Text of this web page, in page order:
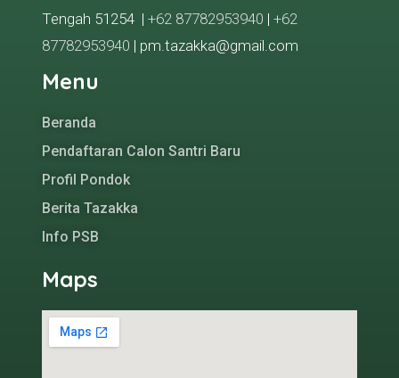
Tengah 51254 | +62 87782953940 | +62
87782953940 | pm.tazakka@gmail.com
Menu
Beranda
Pendaftaran Calon Santri Baru
Profil Pondok
Berita Tazakka
Info PSB
Maps